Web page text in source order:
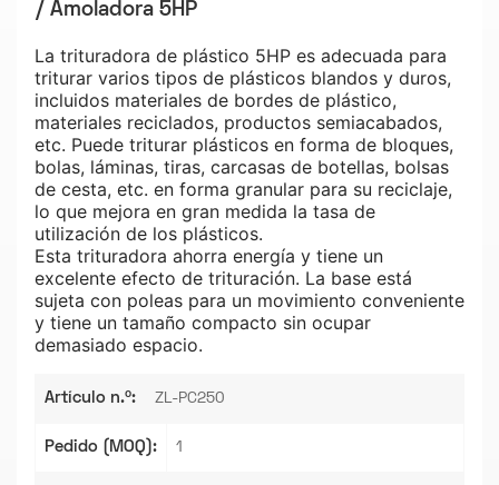
/ Amoladora 5HP
La trituradora de plástico 5HP es adecuada para
triturar varios tipos de plásticos blandos y duros,
incluidos materiales de bordes de plástico,
materiales reciclados, productos semiacabados,
etc. Puede triturar plásticos en forma de bloques,
bolas, láminas, tiras, carcasas de botellas, bolsas
de cesta, etc. en forma granular para su reciclaje,
lo que mejora en gran medida la tasa de
utilización de los plásticos.
Esta trituradora ahorra energía y tiene un
excelente efecto de trituración. La base está
sujeta con poleas para un movimiento conveniente
y tiene un tamaño compacto sin ocupar
demasiado espacio.
Artículo n.º: ZL-PC250
Pedido (MOQ): 1